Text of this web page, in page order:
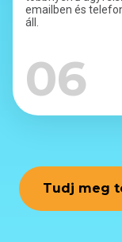
emailben és
áll.
06
Tudj meg